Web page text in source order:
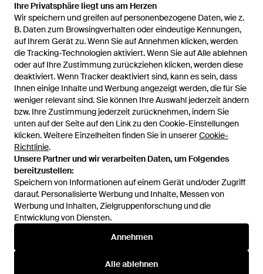
Ihre Privatsphäre liegt uns am Herzen
Wir speichern und greifen auf personenbezogene Daten, wie z.
B. Daten zum Browsingverhalten oder eindeutige Kennungen,
auf Ihrem Gerät zu. Wenn Sie auf Annehmen klicken, werden
die Tracking-Technologien aktiviert. Wenn Sie auf Alle ablehnen
oder auf Ihre Zustimmung zurückziehen klicken, werden diese
deaktiviert. Wenn Tracker deaktiviert sind, kann es sein, dass
Ihnen einige Inhalte und Werbung angezeigt werden, die für Sie
weniger relevant sind. Sie können Ihre Auswahl jederzeit ändern
bzw. Ihre Zustimmung jederzeit zurücknehmen, indem Sie
unten auf der Seite auf den Link zu den Cookie-Einstellungen
klicken. Weitere Einzelheiten finden Sie in unsererCookie-
Richtlinie.
Unsere Partner und wir verarbeiten Daten, um Folgendes
bereitzustellen:
Speichern von Informationen auf einem Gerät und/oder Zugriff
darauf. Personalisierte Werbung und Inhalte, Messen von
Werbung und Inhalten, Zielgruppenforschung und die
Entwicklung von Diensten.
Annehmen
Alle ablehnen
Ihre Privatsphäre liegt uns am Herzen
Wir speichern und greifen auf personenbezogene Daten, wie z.
B. Daten zum Browsingverhalten oder eindeutige Kennungen,
auf Ihrem Gerät zu. Wenn Sie auf Annehmen klicken, werden
die Tracking-Technologien aktiviert. Wenn Sie auf Alle ablehnen
oder auf Ihre Zustimmung zurückziehen klicken, werden diese
deaktiviert. Wenn Tracker deaktiviert sind, kann es sein, dass
Ihnen einige Inhalte und Werbung angezeigt werden, die für Sie
weniger relevant sind. Sie können Ihre Auswahl jederzeit ändern
bzw. Ihre Zustimmung jederzeit zurücknehmen, indem Sie
unten auf der Seite auf den Link zu den Cookie-Einstellungen
klicken. Weitere Einzelheiten finden Sie in unsererCookie-
Richtlinie.
Unsere Partner und wir verarbeiten Daten, um Folgendes
bereitzustellen:
Speichern von Informationen auf einem Gerät und/oder Zugriff
darauf. Personalisierte Werbung und Inhalte, Messen von
Werbung und Inhalten, Zielgruppenforschung und die
Entwicklung von Diensten.
Annehmen
Alle ablehnen
105,99 €57,75 €
Jack & Jones
Jack And Jones - Schwarz
Von Dress-For-Less
SALE
105,99 €57,25 €
Jack & Jones
Jack And Jones - Schwarz
VonDress-For-Less
SALE
Jack & Jones
Jack And Jones - Schwarz
46,99 €
Jack And Jones - Schwarz